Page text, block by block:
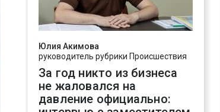
Юлия Акимова
руководитель рубрики Происшествия
За год никто из бизнеса
не жаловался на
давление официально: